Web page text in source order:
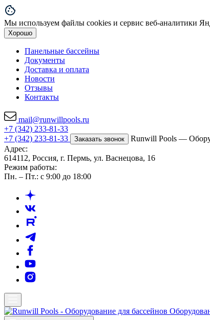
Мы используем файлы cookies и сервис веб-аналитики
Хорошо
Панельные бассейны
Документы
Доставка и оплата
Новости
Отзывы
Контакты
mail@runwillpools.ru
+7 (342) 233-81-33
+7 (342) 233-81-33
Заказать звонок
Runwill Pools —
Адрес:
614112, Россия, г. Пермь, ул. Васнецова, 16
Режим работы:
Пн. – Пт.: с 9:00 до 18:00